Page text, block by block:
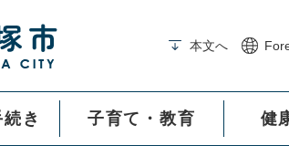
本文へ
き 子育て・教育 健